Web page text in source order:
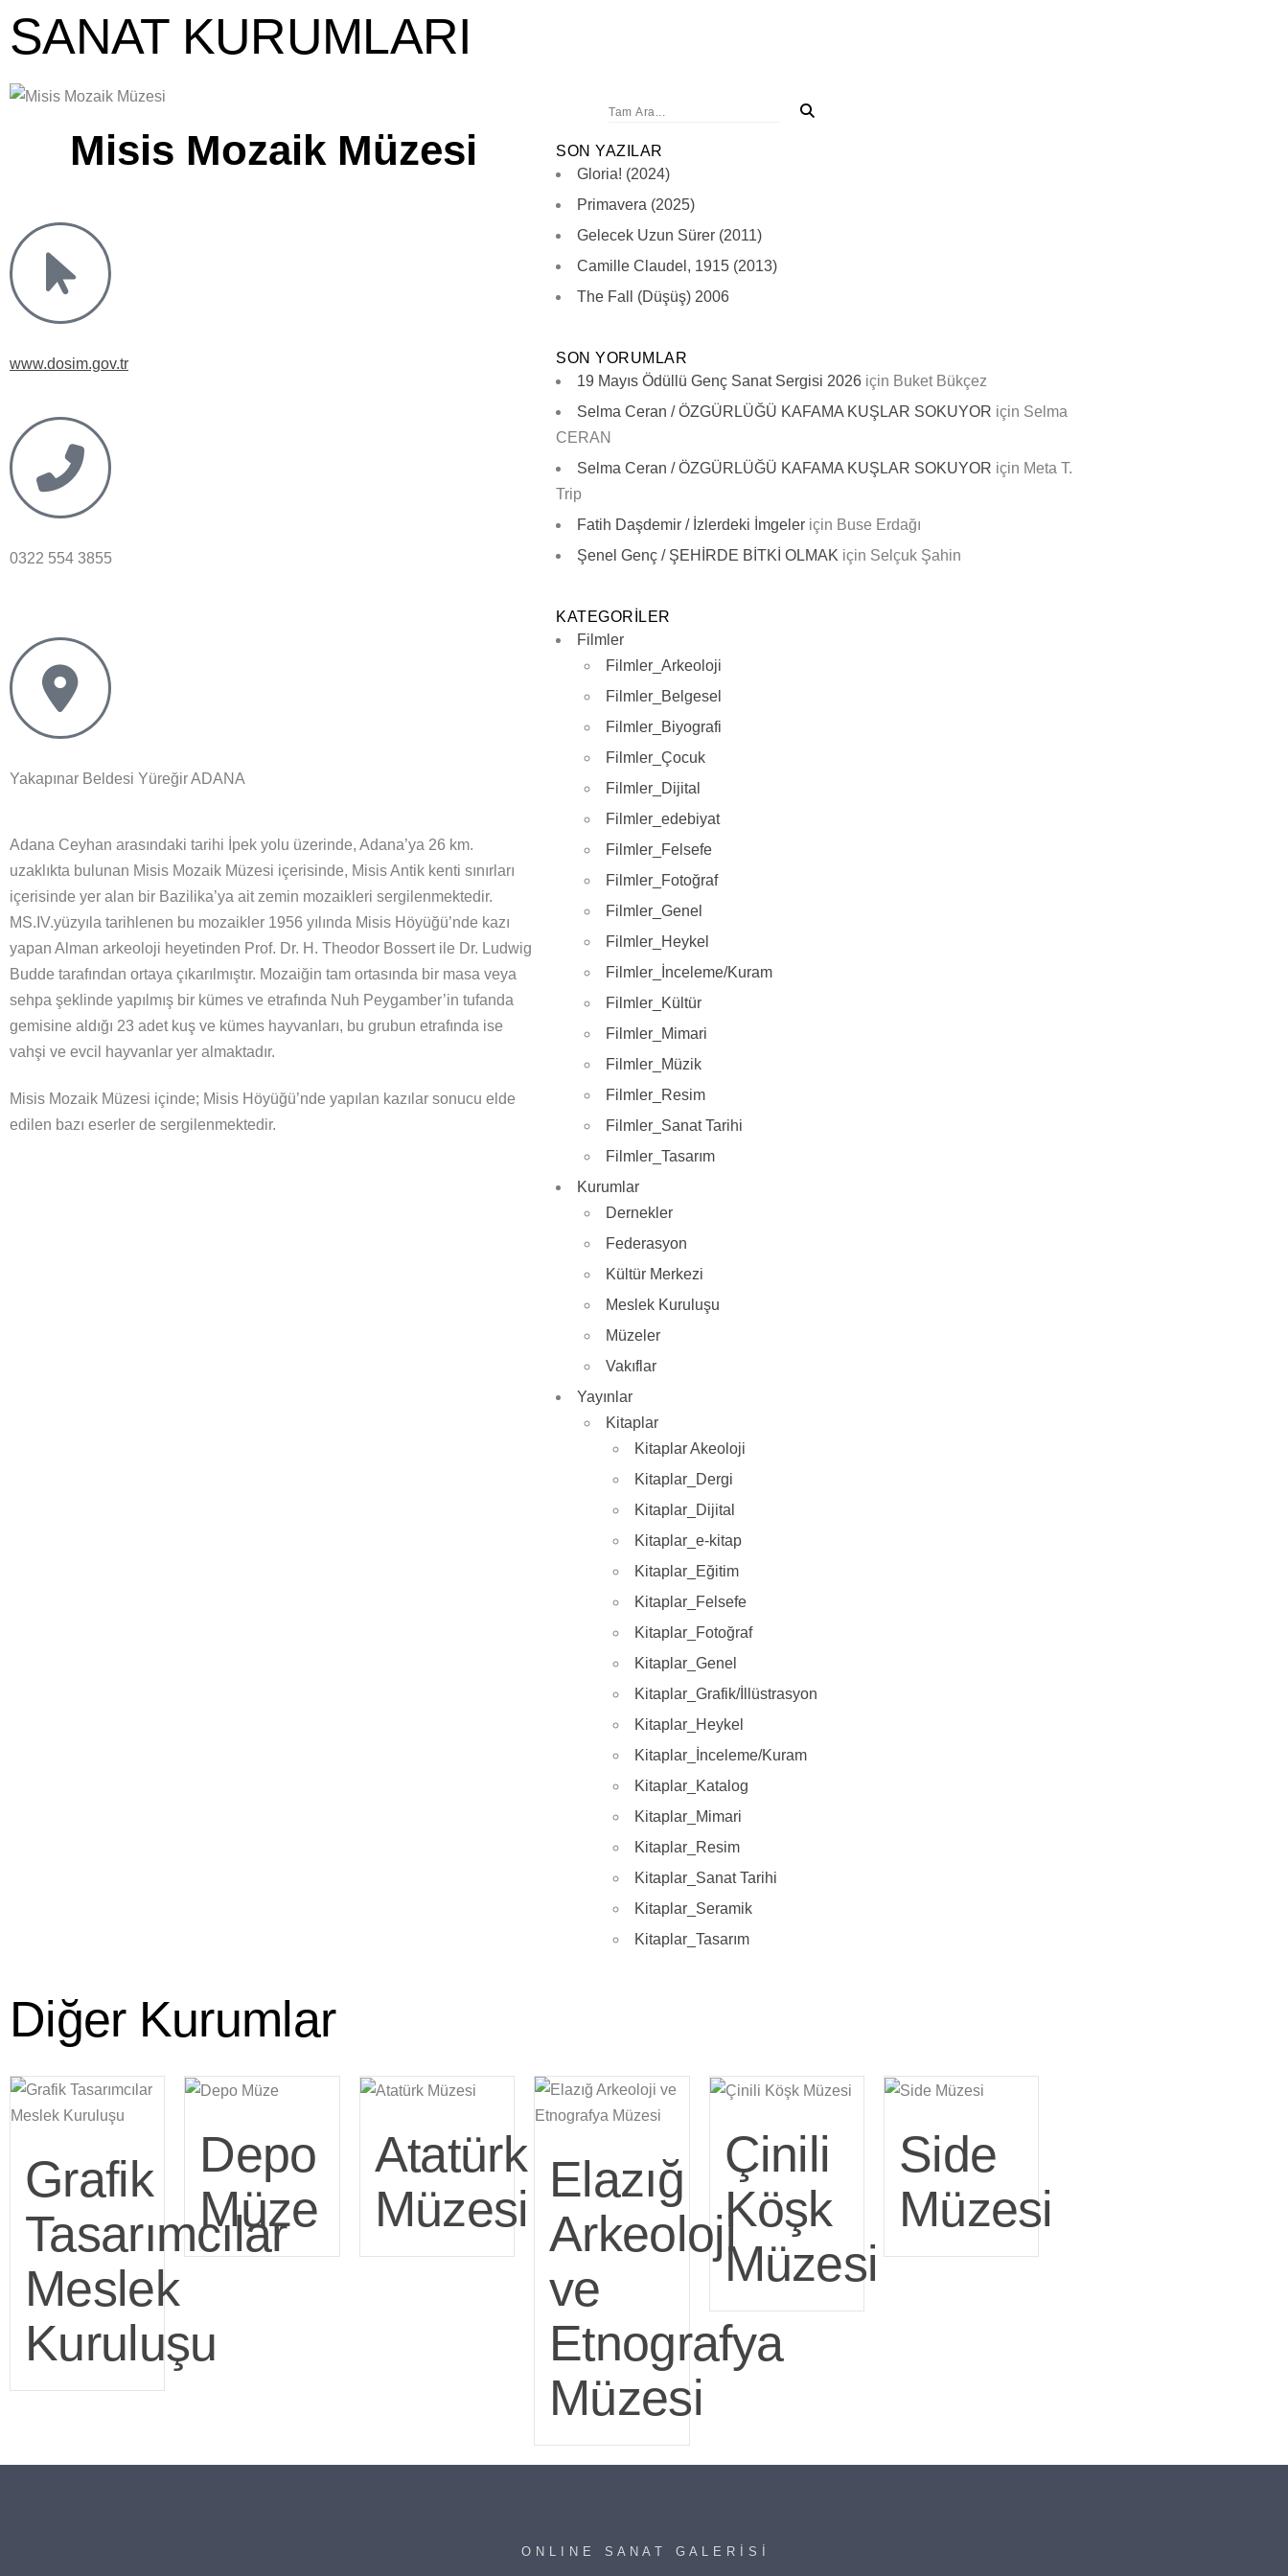
SANAT KURUMLARI
Misis Mozaik Müzesi
www.dosim.gov.tr
0322 554 3855
Yakapınar Beldesi Yüreğir ADANA
Adana Ceyhan arasındaki tarihi İpek yolu üzerinde, Adana’ya 26 km.
uzaklıkta bulunan Misis Mozaik Müzesi içerisinde, Misis Antik kenti sınırları
içerisinde yer alan bir Bazilika’ya ait zemin mozaikleri sergilenmektedir.
MS.IV.yüzyıla tarihlenen bu mozaikler 1956 yılında Misis Höyüğü’nde kazı
yapan Alman arkeoloji heyetinden Prof. Dr. H. Theodor Bossert ile Dr. Ludwig
Budde tarafından ortaya çıkarılmıştır. Mozaiğin tam ortasında bir masa veya
sehpa şeklinde yapılmış bir kümes ve etrafında Nuh Peygamber’in tufanda
gemisine aldığı 23 adet kuş ve kümes hayvanları, bu grubun etrafında ise
vahşi ve evcil hayvanlar yer almaktadır.
Misis Mozaik Müzesi içinde; Misis Höyüğü’nde yapılan kazılar sonucu elde
edilen bazı eserler de sergilenmektedir.
SON YAZILAR
Gloria! (2024)
Primavera (2025)
Gelecek Uzun Sürer (2011)
Camille Claudel, 1915 (2013)
The Fall (Düşüş) 2006
SON YORUMLAR
19 Mayıs Ödüllü Genç Sanat Sergisi 2026 için Buket Bükçez
Selma Ceran / ÖZGÜRLÜĞÜ KAFAMA KUŞLAR SOKUYOR için Selma
CERAN
Selma Ceran / ÖZGÜRLÜĞÜ KAFAMA KUŞLAR SOKUYOR için Meta T.
Trip
Fatih Daşdemir / İzlerdeki İmgeler için Buse Erdağı
Şenel Genç / ŞEHİRDE BİTKİ OLMAK için Selçuk Şahin
KATEGORILER
Filmler
Filmler_Arkeoloji
Filmler_Belgesel
Filmler_Biyografi
Filmler_Çocuk
Filmler_Dijital
Filmler_edebiyat
Filmler_Felsefe
Filmler_Fotoğraf
Filmler_Genel
Filmler_Heykel
Filmler_İnceleme/Kuram
Filmler_Kültür
Filmler_Mimari
Filmler_Müzik
Filmler_Resim
Filmler_Sanat Tarihi
Filmler_Tasarım
Kurumlar
Dernekler
Federasyon
Kültür Merkezi
Meslek Kuruluşu
Müzeler
Vakıflar
Yayınlar
Kitaplar
Kitaplar Akeoloji
Kitaplar_Dergi
Kitaplar_Dijital
Kitaplar_e-kitap
Kitaplar_Eğitim
Kitaplar_Felsefe
Kitaplar_Fotoğraf
Kitaplar_Genel
Kitaplar_Grafik/İllüstrasyon
Kitaplar_Heykel
Kitaplar_İnceleme/Kuram
Kitaplar_Katalog
Kitaplar_Mimari
Kitaplar_Resim
Kitaplar_Sanat Tarihi
Kitaplar_Seramik
Kitaplar_Tasarım
Diğer Kurumlar
Grafik
Tasarımcılar
Meslek
Kuruluşu
Depo
Müze
Atatürk
Müzesi
Elazığ
Arkeoloji
ve
Etnografya
Müzesi
Çinili
Köşk
Müzesi
Side
Müzesi
O N L I N E S A N A T G A L E R İ S İ